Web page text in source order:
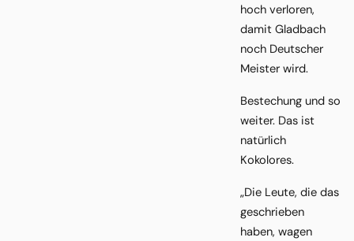
hoch verloren,
damit Gladbach
noch Deutscher
Meister wird.
Bestechung und so
weiter. Das ist
natürlich
Kokolores.
„Die Leute, die das
geschrieben
haben, wagen